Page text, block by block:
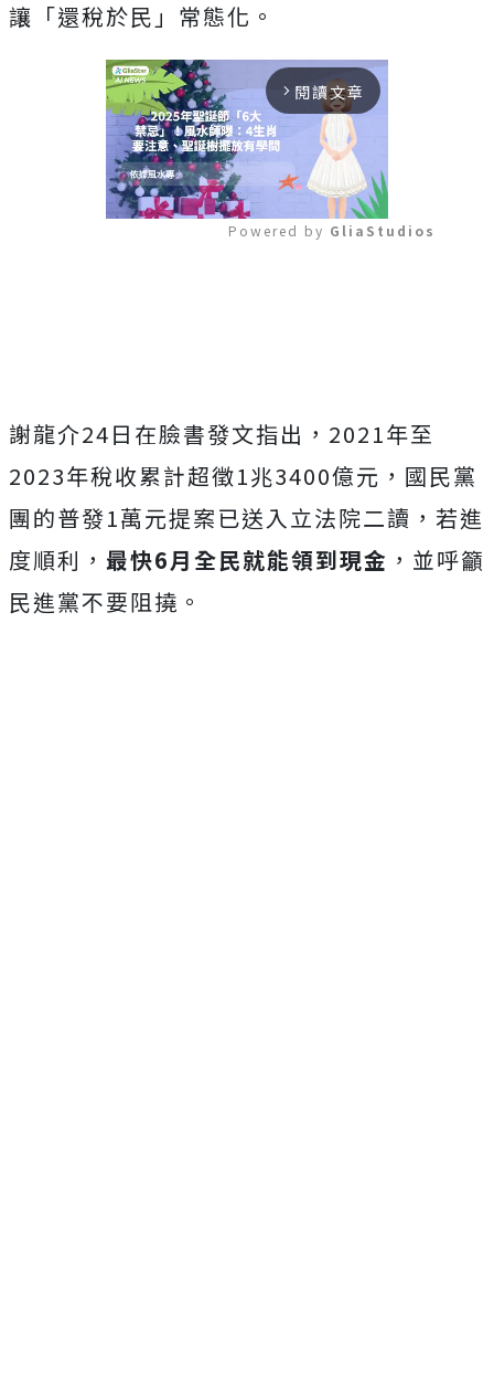
讓「還稅於民」常態化。
arrow_forward_ios 閱讀文章
Powered by GliaStudios
謝龍介24日在臉書發文指出，2021年至
2023年稅收累計超徵1兆3400億元，國民黨
團的普發1萬元提案已送入立法院二讀，若進
度順利， 最快6月全民就能領到現金 ，並呼籲
民進黨不要阻撓。